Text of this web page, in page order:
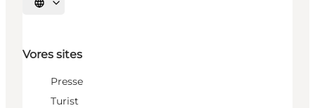
Vælg sprog
Vores sites
Presse
Turist